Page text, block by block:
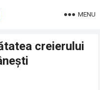
MENU
creierului